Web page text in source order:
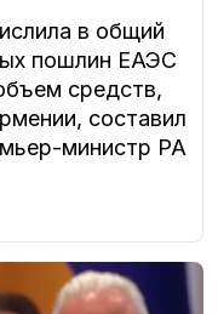
в общий
пошлин ЕАЭС
средств,
составил
министр РА